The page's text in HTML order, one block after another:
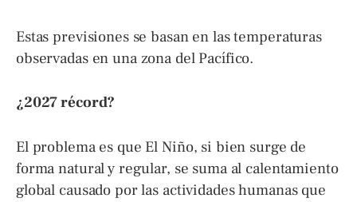
Estas previsiones se basan en las temperaturas
observadas en una zona del Pacífico.
¿2027 récord?
El problema es que El Niño, si bien surge de
forma natural y regular, se suma al calentamiento
global causado por las actividades humanas que